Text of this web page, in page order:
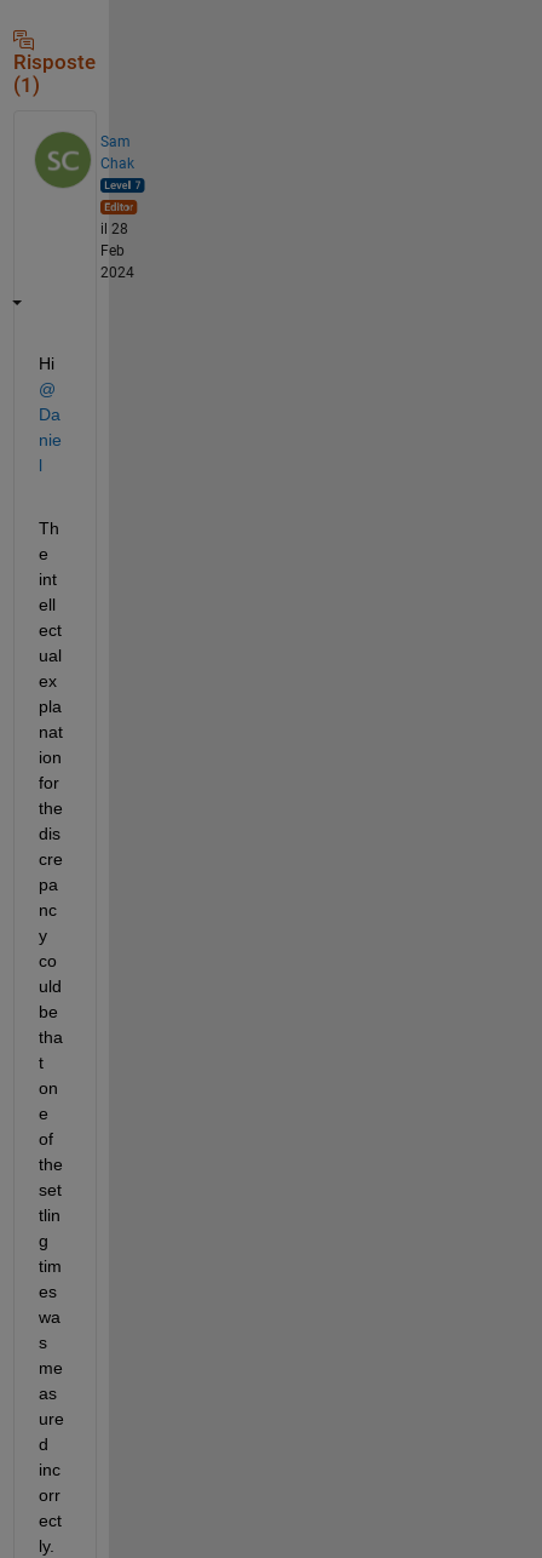
Risposte
(1)
Sam
Chak
il 28
Feb
2024
Hi
@
Da
nie
l
Th
e
int
ell
ect
ual
ex
pla
nat
ion
for
the
dis
cre
pa
nc
y
co
uld
be
tha
t
on
e
of
the
set
tlin
g
tim
es
wa
s
me
as
ure
d
inc
orr
ect
ly.